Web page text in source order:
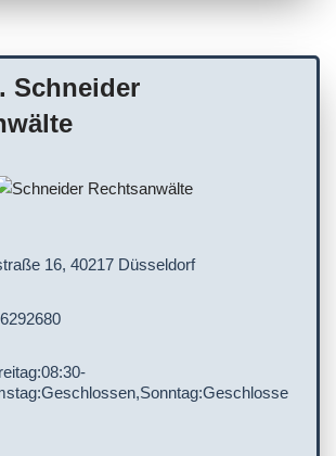
für Besucher/Kunden
Schneider
16, 40217 Düsseldorf